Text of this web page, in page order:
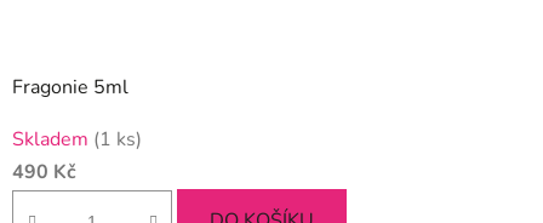
Fragonie 5ml
hodnocení
produktu
Skladem (1 ks)
490 Kč